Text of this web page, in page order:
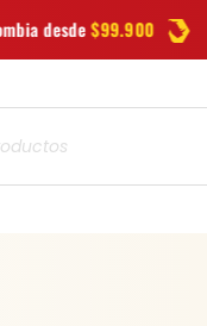
Las mejores marcas